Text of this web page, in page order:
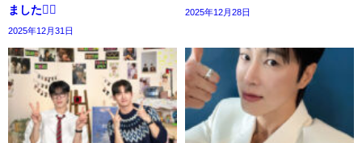
ました🙇‍♀️
2025年12月31日
2025年12月28日